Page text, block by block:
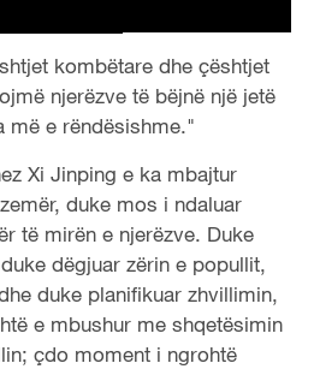
kombëtare dhe çështjet
njerëzve të bëjnë një jetë
më e rëndësishme."
Xi Jinping e ka mbajtur
duke mos i ndaluar
të mirën e njerëzve. Duke
dëgjuar zërin e popullit,
duke planifikuar zhvillimin,
e mbushur me shqetësimin
çdo moment i ngrohtë